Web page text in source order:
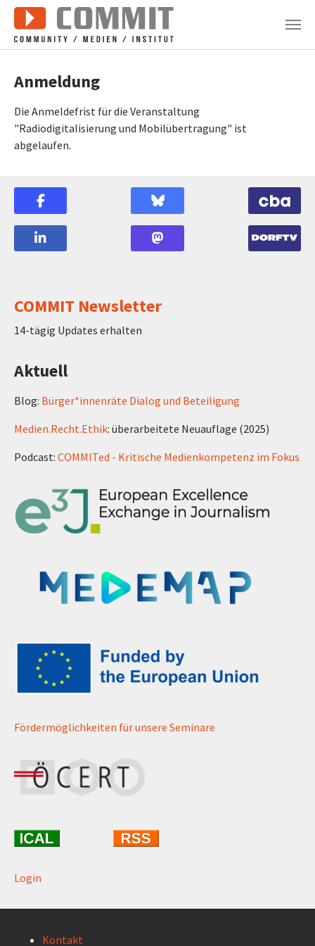
Zum Hauptinhalt springen
Anmeldung
Die Anmeldefrist für die Veranstaltung
"Radiodigitalisierung und Mobilübertragung" ist
abgelaufen.
COMMIT Newsletter
14-tägig Updates erhalten
Aktuell
Blog: Bürger*innenräte Dialog und Beteiligung
Medien.Recht.Ethik: überarbeitete Neuauflage (2025)
Podcast: COMMITed - Kritische Medienkompetenz im Fokus
Fördermöglichkeiten für unsere Seminare
Login
Kontakt